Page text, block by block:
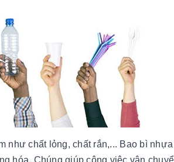
như chất lỏng, chất rắn,... Bao bì
hóa. Chúng giúp công việc vận